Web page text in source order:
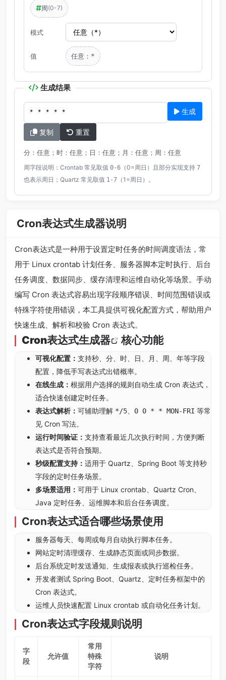
周(0-7)
模式
值 任意： *
生成结果
生成
复制 重置
分：任意；时：任意；日：任意；月：任意；周：任意
周字段说明：Crontab 常见取值 0-6 （0=周日）且部分实现支持 7
也表示周日；Quartz 常见取值 1-7 （1=周日）。
Cron表达式生成器说明
Cron表达式是一种用于设置定时任务的时间调度语法，常
用于 Linux crontab 计划任务、服务器脚本定时执行、后台
任务调度、数据同步、缓存清理和运维自动化等场景。手动
编写 Cron 表达式容易出现字段顺序错误、时间范围错误或
特殊字符使用错误，本工具提供可视化配置方式，帮助用户
快速生成、解析和校验 Cron 表达式。
Cron表达式生成器 核心功能
可视化配置： 支持秒、分、时、日、月、周、年等字段
配置，降低手写表达式出错概率。
在线生成： 根据用户选择的规则自动生成 Cron 表达式，
适合快速创建定时任务。
表达式解析： 可辅助理解 */5 0 0 * * MON-FRI 等常
见 Cron 写法。
运行时间验证： 支持查看最近几次执行时间，方便判断
表达式是否符合预期。
秒级配置支持： 适用于 Quartz、Spring Boot 等支持秒
字段的定时任务场景。
多场景适用： 可用于 Linux crontab、Quartz Cron、
Java 定时任务、运维脚本和后台任务调度。
Cron表达式适合哪些场景使用
服务器每天、每周或每月自动执行脚本任务。
网站定时清理缓存、生成静态页面或同步数据。
后台系统定时发送通知、生成报表或执行巡检任务。
开发者测试 Spring Boot、Quartz、定时任务框架中的
Cron 表达式。
运维人员快速配置 Linux crontab 或自动化任务计划。
Cron表达式字段规则说明
字
段
允许值
常用
特殊
字符
说明